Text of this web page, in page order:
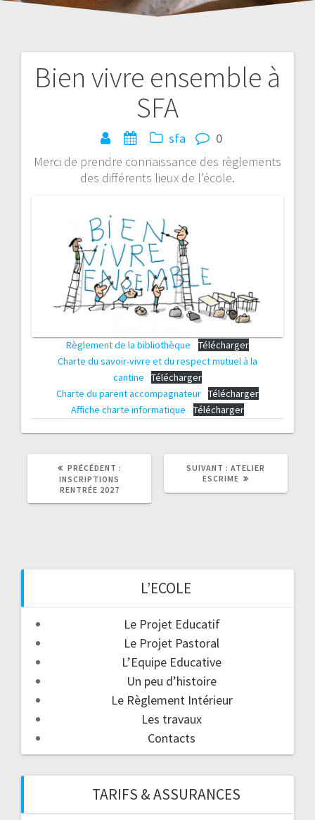
Bien vivre ensemble à
SFA
sfa
0
Merci de prendre connaissance des règlements
des différents lieux de l’école.
Règlement de la bibliothèque
Télécharger
Charte du savoir-vivre et du respect mutuel à la
cantine
Télécharger
Charte du parent accompagnateur Télécharger
Affiche charte informatique
Télécharger
Navigation
l’article
PRÉCÉDENT :
INSCRIPTIONS
RENTRÉE 2027
SUIVANT : ARTICLE
SUIVANT
ATELIER
ESCRIME
L’ECOLE
Le Projet Educatif
Le Projet Pastoral
L’Equipe Educative
Un peu d’histoire
Le Règlement Intérieur
Les travaux
Contacts
TARIFS & ASSURANCES